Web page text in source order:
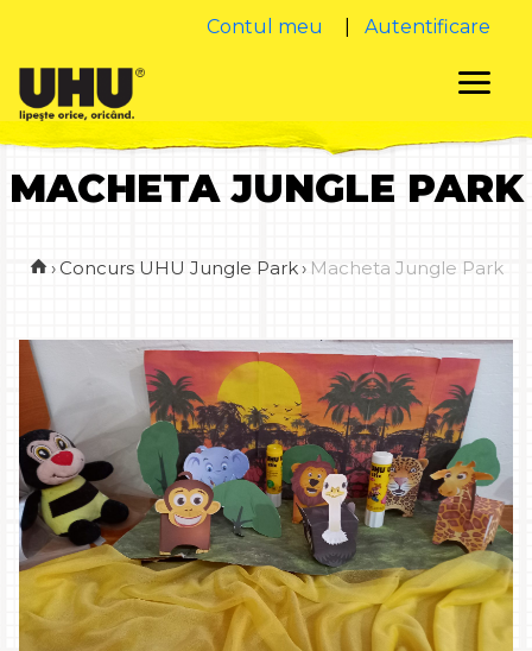
Contul meu Autentificare
MACHETA JUNGLE PARK
› Concurs UHU Jungle Park› Macheta Jungle Park